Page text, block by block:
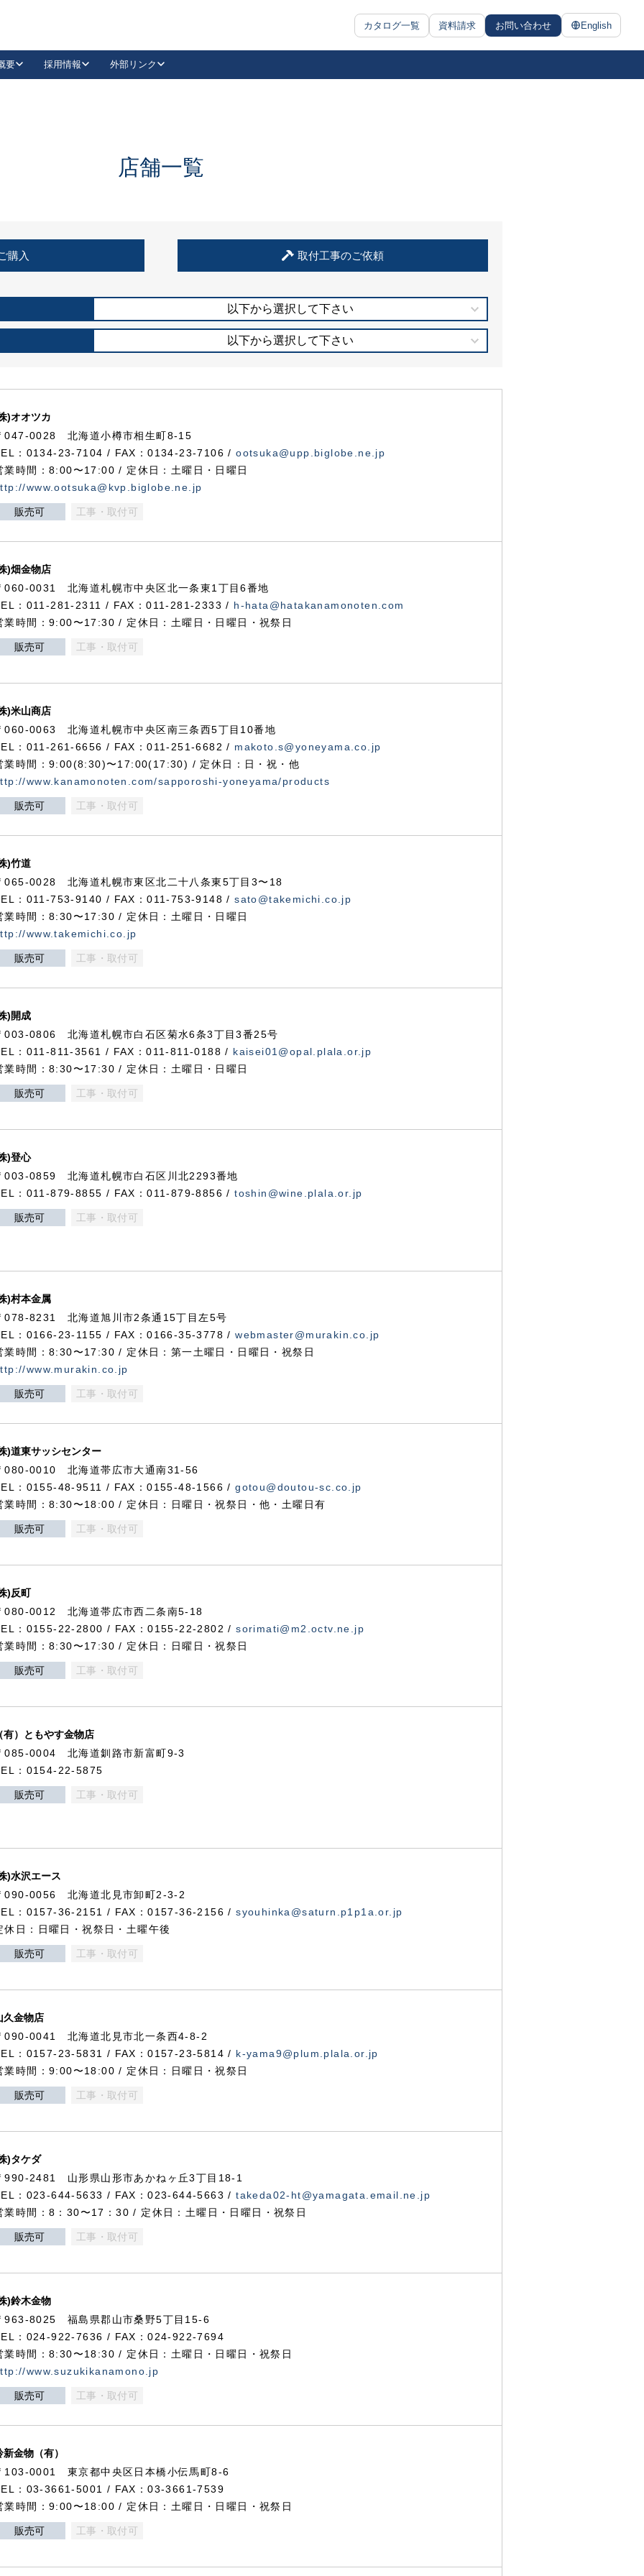
カタログ一覧 資料請求 お問い合わせ English
抗ウイルス・抗菌製品
要 採用情報 外部リンク
LinkedIn
住宅使用部材標準化推進協議会
店舗一覧
購入 取付工事のご依頼
以下から選択して下さい
以下から選択して下さい
)オオツカ
047-0028 北海道小樽市相生町8-15
：0134-23-7104 / FAX：0134-23-7106 /ootsuka@upp.biglobe.ne.jp
業時間：8:00〜17:00 / 定休日：土曜日・日曜日
www.ootsuka@kvp.biglobe.ne.jp
販売可 工事・取付可
)畑金物店
060-0031 北海道札幌市中央区北一条東1丁目6番地
：011-281-2311 / FAX：011-281-2333 / h-hata@hatakanamonoten.com
業時間：9:00〜17:30 / 定休日：土曜日・日曜日・祝祭日
販売可 工事・取付可
)米山商店
060-0063 北海道札幌市中央区南三条西5丁目10番地
：011-261-6656 / FAX：011-251-6682 / makoto.s@yoneyama.co.jp
業時間：9:00(8:30)〜17:00(17:30) / 定休日：日・祝・他
www.kanamonoten.com/sapporoshi-yoneyama/products
販売可 工事・取付可
)竹道
065-0028 北海道札幌市東区北二十八条東5丁目3〜18
：011-753-9140 / FAX：011-753-9148 /sato@takemichi.co.jp
業時間：8:30〜17:30 / 定休日：土曜日・日曜日
www.takemichi.co.jp
販売可 工事・取付可
)開成
003-0806 北海道札幌市白石区菊水6条3丁目3番25号
：011-811-3561 / FAX：011-811-0188 / kaisei01@opal.plala.or.jp
業時間：8:30〜17:30 / 定休日：土曜日・日曜日
販売可 工事・取付可
)登心
003-0859 北海道札幌市白石区川北2293番地
：011-879-8855 / FAX：011-879-8856 /toshin@wine.plala.or.jp
販売可 工事・取付可
)村本金属
078-8231 北海道旭川市2条通15丁目左5号
：0166-23-1155 / FAX：0166-35-3778 /webmaster@murakin.co.jp
業時間：8:30〜17:30 / 定休日：第一土曜日・日曜日・祝祭日
www.murakin.co.jp
販売可 工事・取付可
)道東サッシセンター
080-0010 北海道帯広市大通南31-56
：0155-48-9511 / FAX：0155-48-1566 /gotou@doutou-sc.co.jp
業時間：8:30〜18:00 / 定休日：日曜日・祝祭日・他・土曜日有
販売可 工事・取付可
)反町
080-0012 北海道帯広市西二条南5-18
：0155-22-2800 / FAX：0155-22-2802 /sorimati@m2.octv.ne.jp
業時間：8:30〜17:30 / 定休日：日曜日・祝祭日
販売可 工事・取付可
有）ともやす金物店
085-0004 北海道釧路市新富町9-3
：0154-22-5875
販売可 工事・取付可
)水沢エース
090-0056 北海道北見市卸町2-3-2
：0157-36-2151 / FAX：0157-36-2156 /syouhinka@saturn.p1p1a.or.jp
休日：日曜日・祝祭日・土曜午後
販売可 工事・取付可
久金物店
090-0041 北海道北見市北一条西4-8-2
：0157-23-5831 / FAX：0157-23-5814 / k-yama9@plum.plala.or.jp
業時間：9:00〜18:00 / 定休日：日曜日・祝祭日
販売可 工事・取付可
)タケダ
990-2481 山形県山形市あかねヶ丘3丁目18-1
：023-644-5633 / FAX：023-644-5663 /takeda02-ht@yamagata.email.ne.jp
業時間：8：30〜17：30 / 定休日：土曜日・日曜日・祝祭日
販売可 工事・取付可
)鈴木金物
963-8025 福島県郡山市桑野5丁目15-6
：024-922-7636 / FAX：024-922-7694
業時間：8:30〜18:30 / 定休日：土曜日・日曜日・祝祭日
www.suzukikanamono.jp
販売可 工事・取付可
新金物（有）
103-0001 東京都中央区日本橋小伝馬町8-6
：03-3661-5001 / FAX：03-3661-7539
業時間：9:00〜18:00 / 定休日：土曜日・日曜日・祝祭日
販売可 工事・取付可